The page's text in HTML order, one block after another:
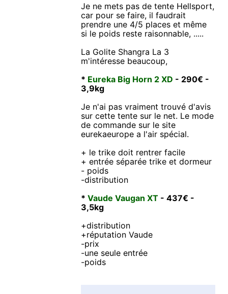
Je ne mets pas de tente Hellsport,
car pour se faire, il faudrait
prendre une 4/5 places et même
si le poids reste raisonnable, .....
La Golite Shangra La 3
m'intéresse beaucoup,
* Eureka Big Horn 2 XD - 290€ -
3,9kg
Je n'ai pas vraiment trouvé d'avis
sur cette tente sur le net. Le mode
de commande sur le site
eurekaeurope a l'air spécial.
+ le trike doit rentrer facile
+ entrée séparée trike et dormeur
- poids
-distribution
*Vaude Vaugan XT - 437€ -
3,5kg
+distribution
+réputation Vaude
-prix
-une seule entrée
-poids